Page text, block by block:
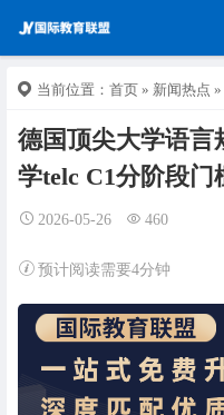
当前位置： 首页 » 新闻热点
德国顶尖大学语言
学telc C1分阶段门
2026-05-26 460
预计阅读需要4分钟